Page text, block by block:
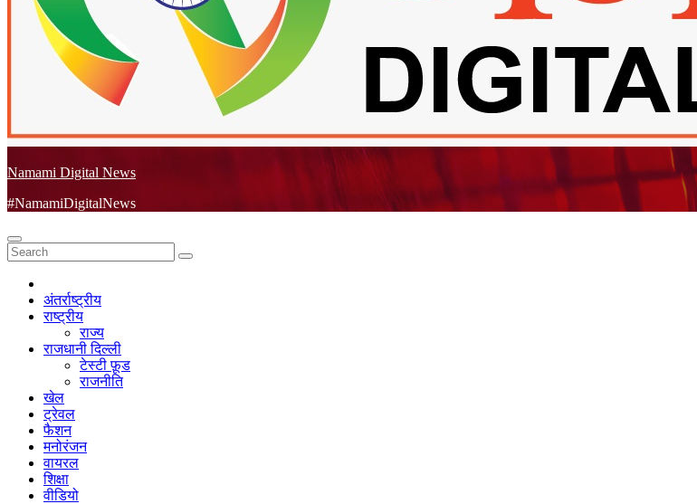
Namami Digital News
#NamamiDigitalNews
अंतर्राष्ट्रीय
राष्ट्रीय
राज्य
राजधानी दिल्ली
टेस्टी फ़ूड
राजनीति
खेल
ट्रेवल
फैशन
मनोरंजन
वायरल
शिक्षा
वीडियो